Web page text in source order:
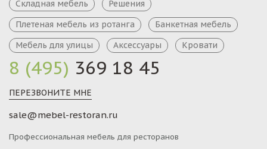
8 (495) 369 18 45
ПЕРЕЗВОНИТЕ МНЕ
sale@mebel-restoran.ru
Профессиональная мебель для ресторанов
Складная мебель
Решения
Плетеная мебель из ротанга
Банкетная мебель
Мебель для улицы
Аксессуары Кровати